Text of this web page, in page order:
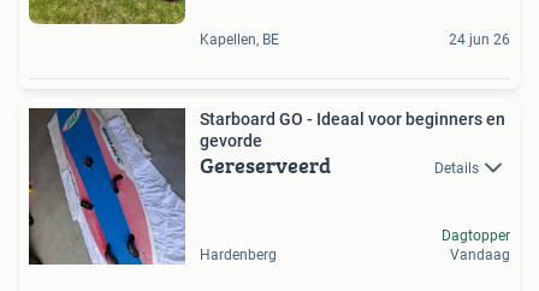
Kapellen, BE 24 jun 26
Starboard GO - Ideaal voor beginners en
gevorde
Gereserveerd Details
Hardenberg
Dagtopper
Vandaag